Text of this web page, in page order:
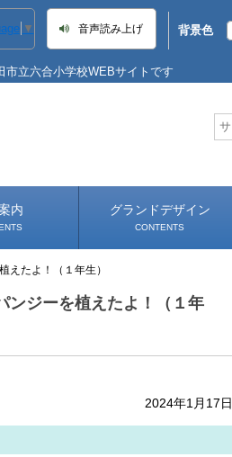
▼ 音声読み上げ 背景色
市立六合小学校WEBサイトです
内
ス
グランドデザイン
CONTENTS
えたよ！（１年生）
ンジーを植えたよ！（１年
2024年1月17日